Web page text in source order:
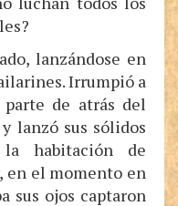
lanzándose en
Irrumpió a
de atrás del
lanzó sus sólidos
habitación de
en el momento en
sus ojos captaron